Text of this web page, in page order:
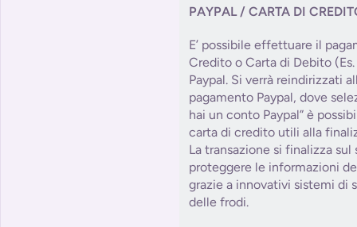
PAYPAL / CARTA DI
E’ possibile effettuare il
Credito o Carta di Debito
Paypal. Si verrà reindirizzati
pagamento Paypal, dove
hai un conto Paypal” è
carta di credito utili alla
La transazione si finalizza
proteggere le informazioni
grazie a innovativi sistemi di
delle frodi.